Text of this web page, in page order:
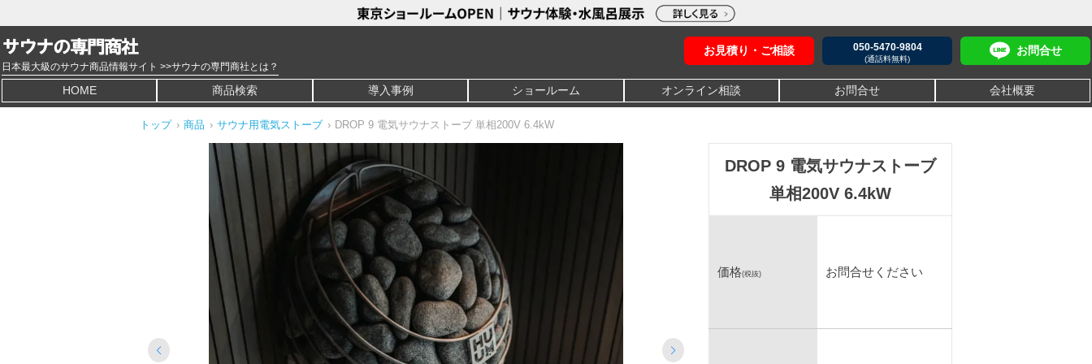
日本最大級のサウナ商品情報サイト >>サウナの専門商社とは？
お見積り・ご相談 050-5470-9804
(通話料無料)
お問合せ
HOME 商品検索 導入事例 ショールーム オンライン相談 お問合せ 会社概要
トップ › 商品 › サウナ用電気ストーブ › DROP 9 電気サウナストーブ 単相200V 6.4kW
DROP 9 電気サウナストーブ
単相200V 6.4kW
価格(税抜) お問合せください